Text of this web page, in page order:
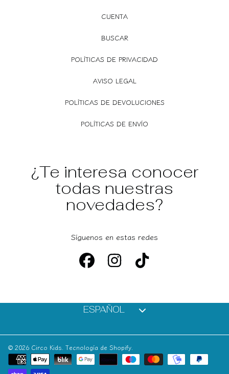
CUENTA
BUSCAR
POLÍTICAS DE PRIVACIDAD
AVISO LEGAL
POLÍTICAS DE DEVOLUCIONES
POLÍTICAS DE ENVÍO
¿Te interesa conocer
todas nuestras
novedades?
Síguenos en estas redes
FACEBOOKINSTAGRAM
© 2026 Circo Kids. Tecnología de Shopify
Formas
de
ESPAÑOL